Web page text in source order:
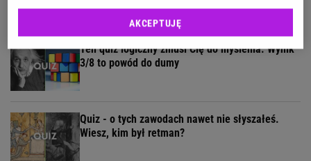
Ten quiz logiczny zmusi Cię do myślenia. Wynik
3/8 to powód do dumy
Quiz - o tych zawodach nawet nie słyszałeś.
Wiesz, kim był retman?
AKCEPTUJĘ